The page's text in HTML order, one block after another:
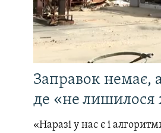
Заправок немає,
де «не лишилося
«Наразі у нас є і